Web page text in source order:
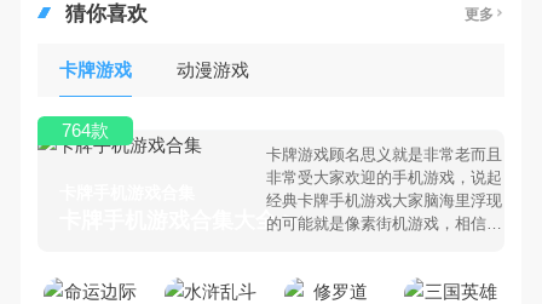
猜你喜欢 更多
卡牌游戏 动漫游戏
卡牌手机游戏合集大全 >
卡牌游戏顾名思义就是非常老而且
非常受大家欢迎的手机游戏，说起
经典卡牌手机游戏大家脑海里浮现
的可能就是像素街机游戏，相信很
牌手机游戏有哪些呢？游戏今天，
764款